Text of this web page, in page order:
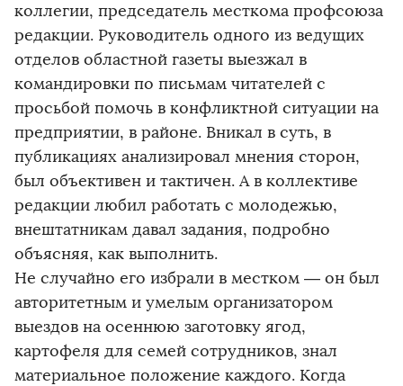
коллегии, председатель месткома профсоюза
редакции. Руководитель одного из ведущих
отделов областной газеты выезжал в
командировки по письмам читателей с
просьбой помочь в конфликтной ситуации на
предприятии, в районе. Вникал в суть, в
публикациях анализировал мнения сторон,
был объективен и тактичен. А в коллективе
редакции любил работать с молодежью,
внештатникам давал задания, подробно
объясняя, как выполнить.
Не случайно его избрали в местком — он был
авторитетным и умелым организатором
выездов на осеннюю заготовку ягод,
картофеля для семей сотрудников, знал
материальное положение каждого. Когда